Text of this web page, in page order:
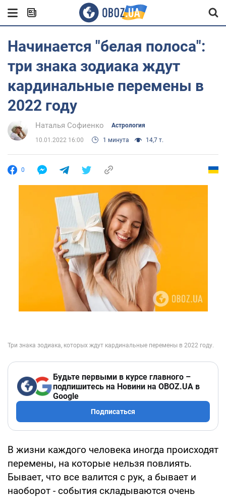
Начинается "белая полоса":
три знака зодиака ждут
кардинальные перемены в
2022 году
Наталья Софиенко Астрология
10.01.2022 16:00 1 минута 14,7 т.
0
Будьте первыми в курсе главного –
подпишитесь на Новини на OBOZ.UA в
Google
Подписаться
В жизни каждого человека иногда происходят
перемены, на которые нельзя повлиять.
Бывает, что все валится с рук, а бывает и
наоборот - события складываются очень